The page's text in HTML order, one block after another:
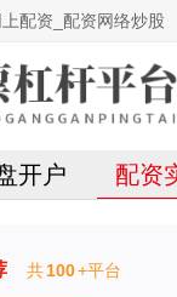
配资_配资网络炒股
开户 配资
共100+平台